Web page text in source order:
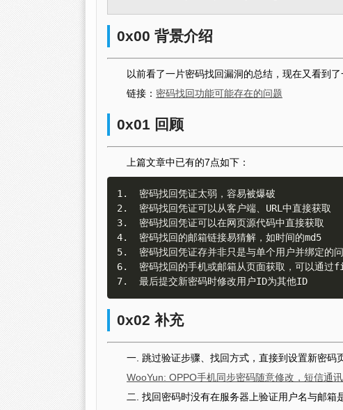
0x00 背景介绍
以前看了一片密码找回漏洞的总结，现在又看到
链接： 密码找回功能可能存在的问题
0x01 回顾
上篇文章中已有的7点如下：
1.  密码找回凭证太弱，容易被爆破
2.  密码找回凭证可以从客户端、URL中直接获取
3.  密码找回凭证可以在网页源代码中直接获取
4.  密码找回的邮箱链接易猜解，如时间的md5
5.  密码找回凭证存并非只是与单个用户并绑定的问
6.  密码找回的手机或邮箱从页面获取，可以通过
0x02 补充
一. 跳过验证步骤、找回方式，直接到设置新密码
WooYun: OPPO手机同步密码随意修改，短信通
二. 找回密码时没有在服务器上验证用户名与邮箱